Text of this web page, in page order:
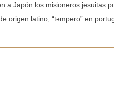
a Japón los misioneros jesuitas
origen latino, “tempero” en